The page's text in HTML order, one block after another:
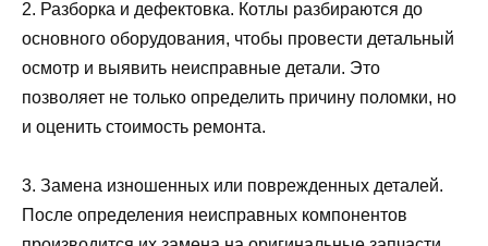
2. Разборка и дефектовка. Котлы разбираются до
основного оборудования, чтобы провести детальный
осмотр и выявить неисправные детали. Это
позволяет не только определить причину поломки, но
и оценить стоимость ремонта.
3. Замена изношенных или поврежденных деталей.
После определения неисправных компонентов